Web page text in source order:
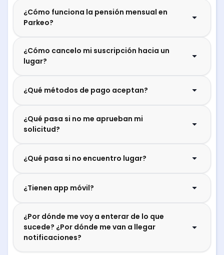
¿Cómo funciona la pensión mensual en
Parkeo?
¿Cómo cancelo mi suscripción hacia un
lugar?
¿Qué métodos de pago aceptan?
¿Qué pasa si no me aprueban mi
solicitud?
¿Qué pasa si no encuentro lugar?
¿Tienen app móvil?
¿Por dónde me voy a enterar de lo que
sucede? ¿Por dónde me van a llegar
notificaciones?